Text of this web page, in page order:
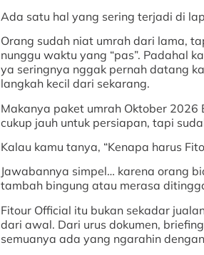
Ada satu hal yang sering terjadi di
Orang sudah niat umrah dari lama,
nunggu waktu yang “pas”. Padahal
ya seringnya nggak pernah datang
langkah kecil dari sekarang.
Makanya paket umrah Oktober 2026
cukup jauh untuk persiapan, tapi
Kalau kamu tanya, “Kenapa harus
Jawabannya simpel… karena orang
tambah bingung atau merasa
Fitour Official itu bukan sekadar
dari awal. Dari urus dokumen,
semuanya ada yang ngarahin